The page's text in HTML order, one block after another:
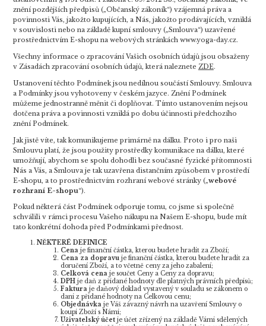
znění pozdějších předpisů („Občanský zákoník“) vzájemná práva a
povinnosti Vás, jakožto kupujících, a Nás, jakožto prodávajících, vzniklá
v souvislosti nebo na základě kupní smlouvy („Smlouva“) uzavřené
prostřednictvím E-shopu na webových stránkách www.yoga-day.cz.
Všechny informace o zpracování Vašich osobních údajů jsou obsaženy
v Zásadách zpracování osobních údajů, která naleznete ZDE.
Ustanovení těchto Podmínek jsou nedílnou součástí Smlouvy. Smlouva
a Podmínky jsou vyhotoveny v českém jazyce. Znění Podmínek
můžeme jednostranně měnit či doplňovat. Tímto ustanovením nejsou
dotčena práva a povinnosti vzniklá po dobu účinnosti předchozího
znění Podmínek.
Jak jistě víte, tak komunikujeme primárně na dálku. Proto i pro naši
Smlouvu platí, že jsou použity prostředky komunikace na dálku, které
umožňují, abychom se spolu dohodli bez současné fyzické přítomnosti
Nás a Vás, a Smlouva je tak uzavřena distančním způsobem v prostředí
E-shopu, a to prostřednictvím rozhraní webové stránky („webové
rozhraní E-shopu“).
Pokud některá část Podmínek odporuje tomu, co jsme si společně
schválili v rámci procesu Vašeho nákupu na Našem E-shopu, bude mít
tato konkrétní dohoda před Podmínkami přednost.
NĚKTERÉ DEFINICE
Cena je finanční částka, kterou budete hradit za Zboží;
Cena za dopravuje finanční částka, kterou budete hradit za
doručení Zboží, a to včetně ceny za jeho zabalení;
Celková cena je součet Ceny a Ceny za dopravu;
DPHje daň z přidané hodnoty dle platných právních předpisů;
Fakturaje daňový doklad vystavený v souladu se zákonem o
dani z přidané hodnoty na Celkovou cenu;
Objednávkaje Váš závazný návrh na uzavření Smlouvy o
koupi Zboží s Námi;
Uživatelský účetje účet zřízený na základě Vámi sdělených